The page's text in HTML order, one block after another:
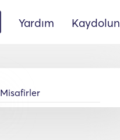
Yardım Kaydolun
Misafirler